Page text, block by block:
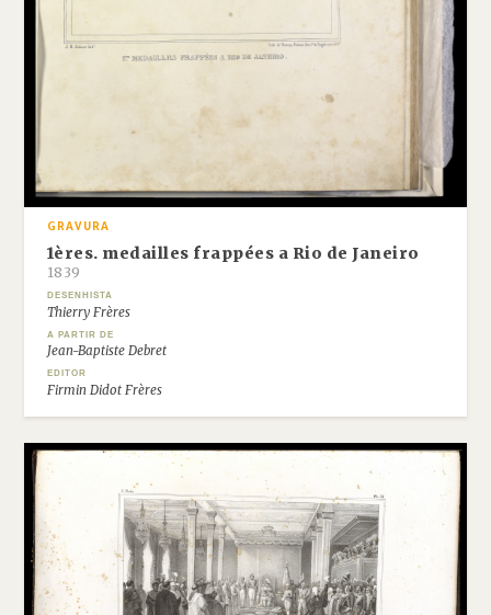
GRAVURA
1ères. medailles frappées a Rio de Janeiro
1839
DESENHISTA
Thierry Frères
A PARTIR DE
Jean-Baptiste Debret
EDITOR
Firmin Didot Frères